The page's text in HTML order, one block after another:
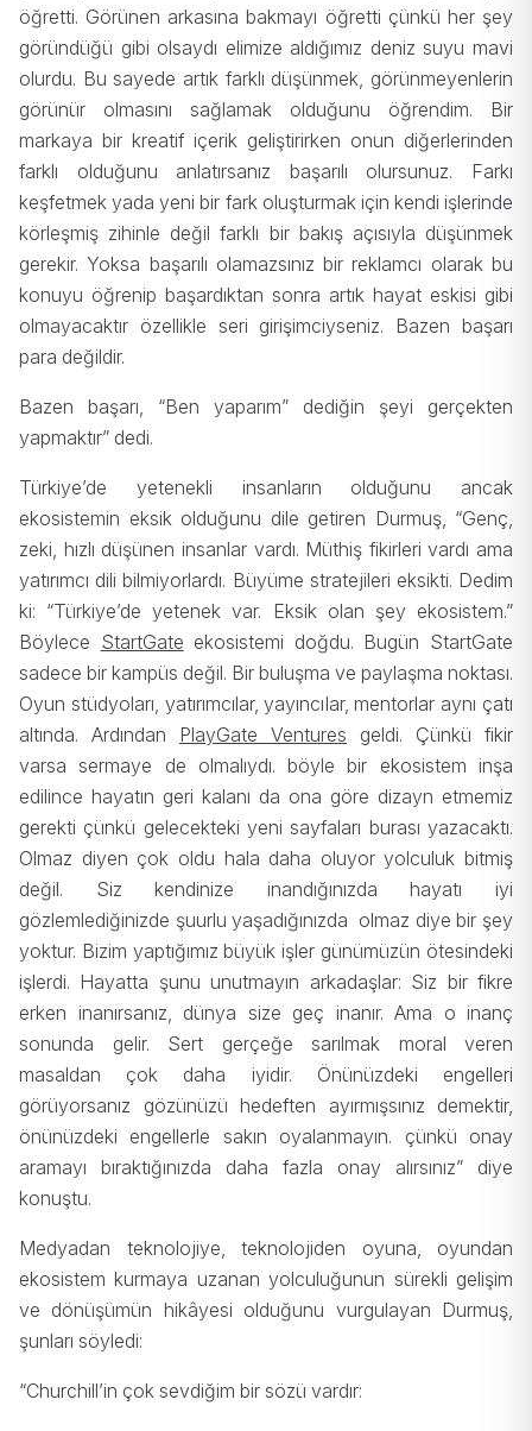
öğretti. Görünen arkasına bakmayı öğretti çünkü her şey
göründüğü gibi olsaydı elimize aldığımız deniz suyu mavi
olurdu. Bu sayede artık farklı düşünmek, görünmeyenlerin
görünür olmasını sağlamak olduğunu öğrendim. Bir
markaya bir kreatif içerik geliştirirken onun diğerlerinden
farklı olduğunu anlatırsanız başarılı olursunuz. Farkı
keşfetmek yada yeni bir fark oluşturmak için kendi işlerinde
körleşmiş zihinle değil farklı bir bakış açısıyla düşünmek
gerekir. Yoksa başarılı olamazsınız bir reklamcı olarak bu
konuyu öğrenip başardıktan sonra artık hayat eskisi gibi
olmayacaktır özellikle seri girişimciyseniz. Bazen başarı
para değildir.
Bazen başarı, “Ben yaparım” dediğin şeyi gerçekten
yapmaktır” dedi.
Türkiye’de yetenekli insanların olduğunu ancak
ekosistemin eksik olduğunu dile getiren Durmuş, “Genç,
zeki, hızlı düşünen insanlar vardı. Müthiş fikirleri vardı ama
yatırımcı dili bilmiyorlardı. Büyüme stratejileri eksikti. Dedim
ki: “Türkiye’de yetenek var. Eksik olan şey ekosistem.”
Böylece StartGate ekosistemi doğdu. Bugün StartGate
sadece bir kampüs değil. Bir buluşma ve paylaşma noktası.
Oyun stüdyoları, yatırımcılar, yayıncılar, mentorlar aynı çatı
altında. Ardından PlayGate Ventures geldi. Çünkü fikir
varsa sermaye de olmalıydı. böyle bir ekosistem inşa
edilince hayatın geri kalanı da ona göre dizayn etmemiz
gerekti çünkü gelecekteki yeni sayfaları burası yazacaktı.
Olmaz diyen çok oldu hala daha oluyor yolculuk bitmiş
değil. Siz kendinize inandığınızda hayatı iyi
gözlemlediğinizde şuurlu yaşadığınızda olmaz diye bir şey
yoktur. Bizim yaptığımız büyük işler günümüzün ötesindeki
işlerdi. Hayatta şunu unutmayın arkadaşlar: Siz bir fikre
erken inanırsanız, dünya size geç inanır. Ama o inanç
sonunda gelir. Sert gerçeğe sarılmak moral veren
masaldan çok daha iyidir. Önünüzdeki engelleri
görüyorsanız gözünüzü hedeften ayırmışsınız demektir,
önünüzdeki engellerle sakın oyalanmayın. çünkü onay
aramayı bıraktığınızda daha fazla onay alırsınız” diye
konuştu.
Medyadan teknolojiye, teknolojiden oyuna, oyundan
ekosistem kurmaya uzanan yolculuğunun sürekli gelişim
ve dönüşümün hikâyesi olduğunu vurgulayan Durmuş,
şunları söyledi:
“Churchill’in çok sevdiğim bir sözü vardır: